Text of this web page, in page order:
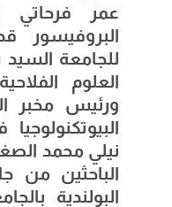
عمر فرحاتي
البروفيسور
للجامعة
العلوم
ورئيس مخبر
نيلي محمد
الباحثين من
البولندية